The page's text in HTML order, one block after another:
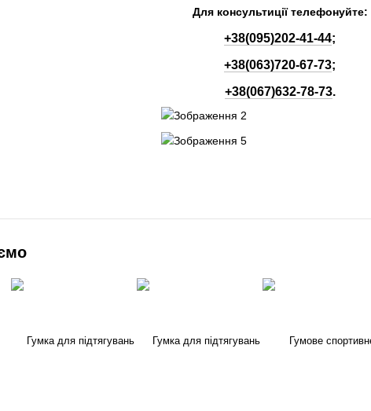
Для консультиції телефонуйте:
+38(095)202-41-44;
+38(063)720-67-73;
+38(067)632-78-73.